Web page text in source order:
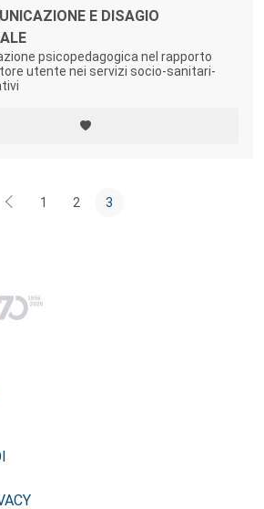
E DISAGIO
psicopedagogica nel rapporto
utente nei servizi socio-sanitari-
1 2 3